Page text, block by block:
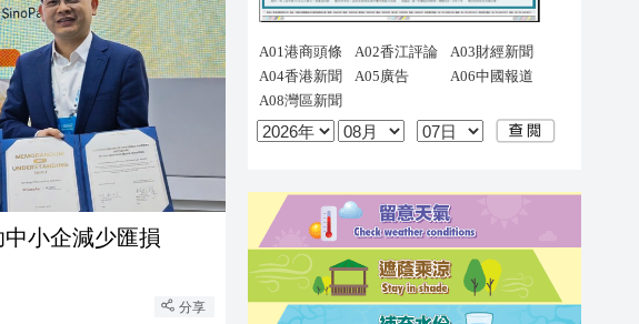
小企減少匯損
分享